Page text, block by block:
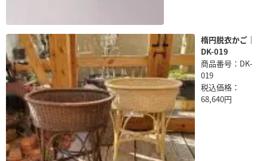
楕円脱衣かご｜
DK-019
商品番号：DK-
019
税込価格：
68,640円